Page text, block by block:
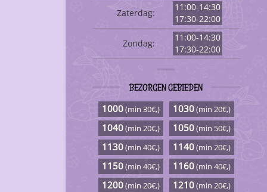
Zaterdag:
11:00-14:30
17:30-22:00
Zondag:
11:00-14:30
17:30-22:00
BEZORGEN GEBIEDEN
1000(min 30€,) 1030(min 20€,)
1040(min 20€,) 1050(min 50€,)
1130(min 40€,) 1140(min 20€,)
1150(min 40€,) 1160(min 40€,)
1200(min 20€,) 1210(min 20€,)